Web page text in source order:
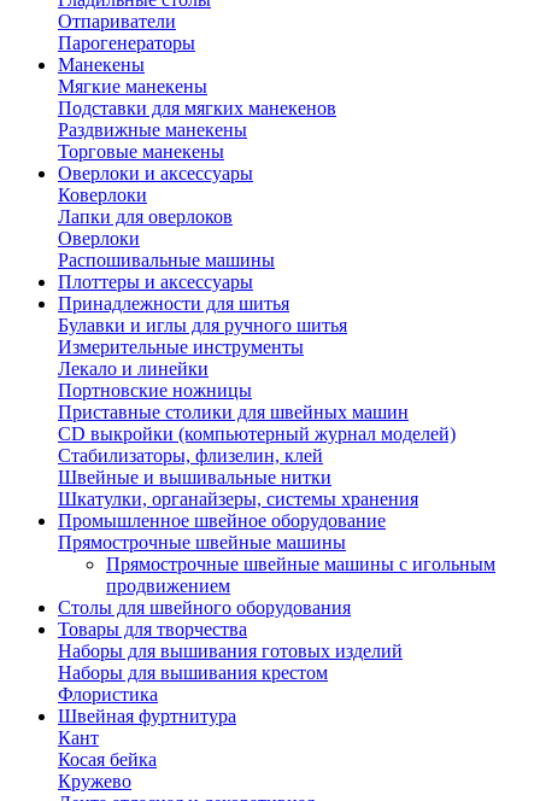
Отпариватели
Парогенераторы
Манекены
Мягкие манекены
Подставки для мягких манекенов
Раздвижные манекены
Торговые манекены
Оверлоки и аксессуары
Коверлоки
Лапки для оверлоков
Оверлоки
Распошивальные машины
Плоттеры и аксессуары
Принадлежности для шитья
Булавки и иглы для ручного шитья
Измерительные инструменты
Лекало и линейки
Портновские ножницы
Приставные столики для швейных машин
СD выкройки (компьютерный журнал моделей)
Стабилизаторы, флизелин, клей
Швейные и вышивальные нитки
Шкатулки, органайзеры, системы хранения
Промышленное швейное оборудование
Прямострочные швейные машины
Прямострочные швейные машины с игольным
продвижением
Столы для швейного оборудования
Товары для творчества
Наборы для вышивания готовых изделий
Наборы для вышивания крестом
Флористика
Швейная фуртнитура
Кант
Косая бейка
Кружево